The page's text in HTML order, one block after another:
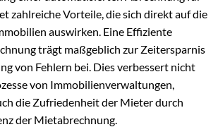
zahlreiche Vorteile, die sich direkt auf die
auswirken. Eine Effiziente
trägt maßgeblich zur Zeitersparnis
von Fehlern bei. Dies verbessert nicht
von Immobilienverwaltungen,
die Zufriedenheit der Mieter durch
der Mietabrechnung.